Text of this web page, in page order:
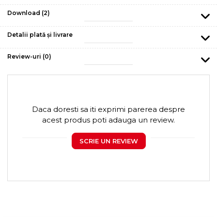
Download (2)
Detalii plată și livrare
Review-uri (0)
Daca doresti sa iti exprimi parerea despre
acest produs poti adauga un review.
SCRIE UN REVIEW